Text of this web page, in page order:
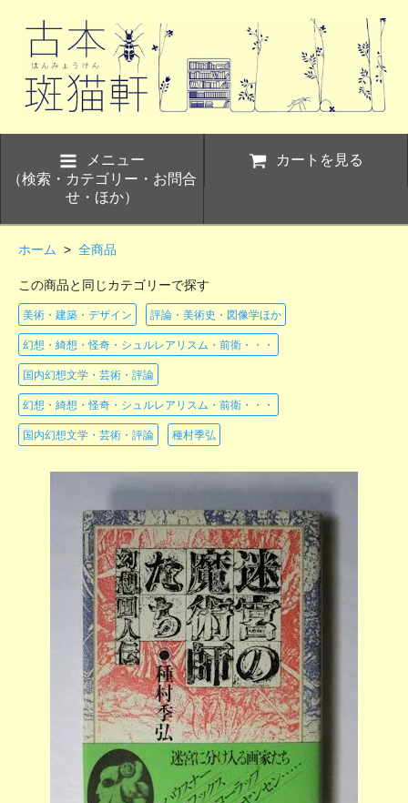
メニュー
（検索・カテゴリー・お問合
せ・ほか）
カートを見る
ホーム > 全商品
この商品と同じカテゴリーで探す
美術・建築・デザイン 評論・美術史・図像学ほか
幻想・綺想・怪奇・シュルレアリスム・前衛・・・
国内幻想文学・芸術・評論
幻想・綺想・怪奇・シュルレアリスム・前衛・・・
国内幻想文学・芸術・評論 種村季弘